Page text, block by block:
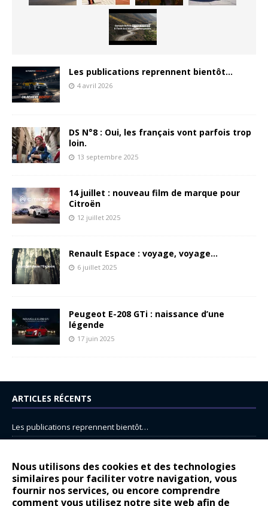
Nous utilisons des cookies et des technologies
similaires pour faciliter votre navigation, vous
fournir nos services, ou encore comprendre
comment vous utilisez notre site web afin de
Les publications reprennent bientôt…
4 avril 2026
DS N°8 : Oui, les français vont parfois trop
loin.
13 septembre 2025
14 juillet : nouveau film de marque pour
Citroën
12 juillet 2025
Renault Espace : voyage, voyage…
6 juillet 2025
Peugeot E-208 GTi : naissance d’une
légende
17 juin 2025
ARTICLES RÉCENTS
Les publications reprennent bientôt…
14 juillet : nouveau film de marque pour Citroën
Renault Espace : voyage, voyage…
Peugeot E-208 GTi : naissance d’une légende